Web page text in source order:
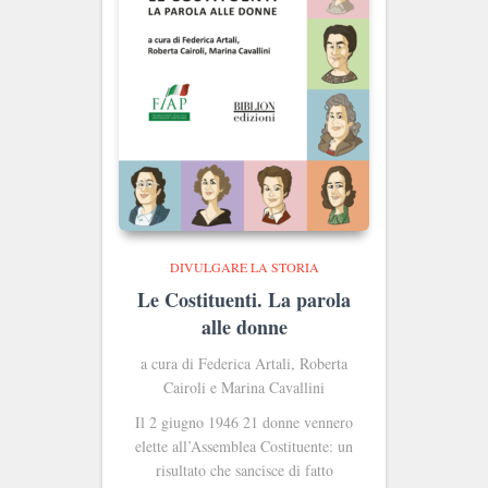
DIVULGARE LA STORIA
Le Costituenti. La parola
alle donne
a cura di Federica Artali, Roberta
Cairoli e Marina Cavallini
Il 2 giugno 1946 21 donne vennero
elette all’Assemblea Costituente: un
risultato che sancisce di fatto